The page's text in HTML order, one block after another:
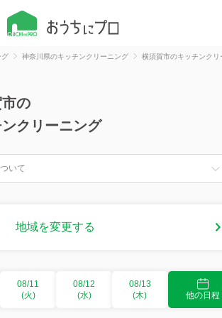
グ 神奈川県のキッチンクリーニング
横須賀市のキッチンクリ
の
クリーニング
いて
地域を変更する
08/11
(火)
08/12
(水)
08/13
(木)
他の日程